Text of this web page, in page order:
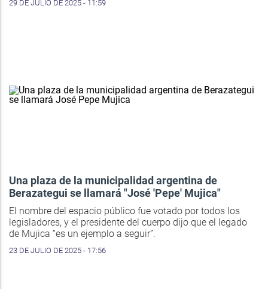
29 DE JULIO DE 2025 - 11:59
Una plaza de la municipalidad argentina de
Berazategui se llamará "José 'Pepe' Mujica"
El nombre del espacio público fue votado por todos los
legisladores, y el presidente del cuerpo dijo que el legado
de Mujica “es un ejemplo a seguir”.
23 DE JULIO DE 2025 - 17:56